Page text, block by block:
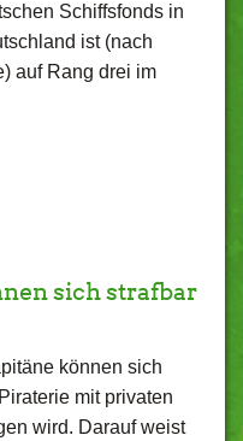
Schiffsfonds in
ist (nach
auf Rang drei im
sich strafbar
können sich
mit privaten
wird. Darauf weist